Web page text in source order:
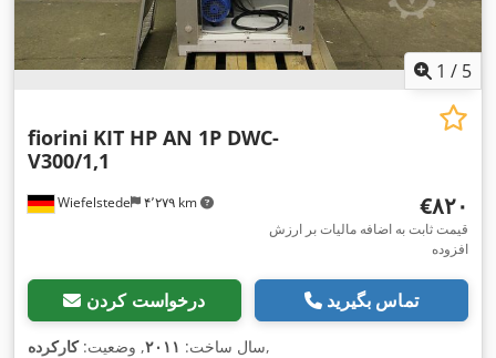
1 / 5
Wiefelstede ۴٬۲۷۹ km
fiorini KIT HP AN 1P DWC-
V300/1,1
‎€۸۲۰
قیمت ثابت به اضافه مالیات بر ارزش
افزوده
درخواست کردن تماس بگیرید
سال ساخت: ۲۰۱۱, وضعیت:کارکرده ,